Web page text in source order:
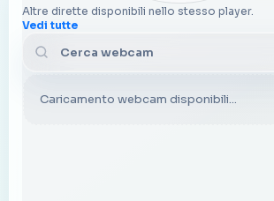
Altre dirette disponibili nello stesso player.
Vedi tutte
Caricamento webcam disponibili...